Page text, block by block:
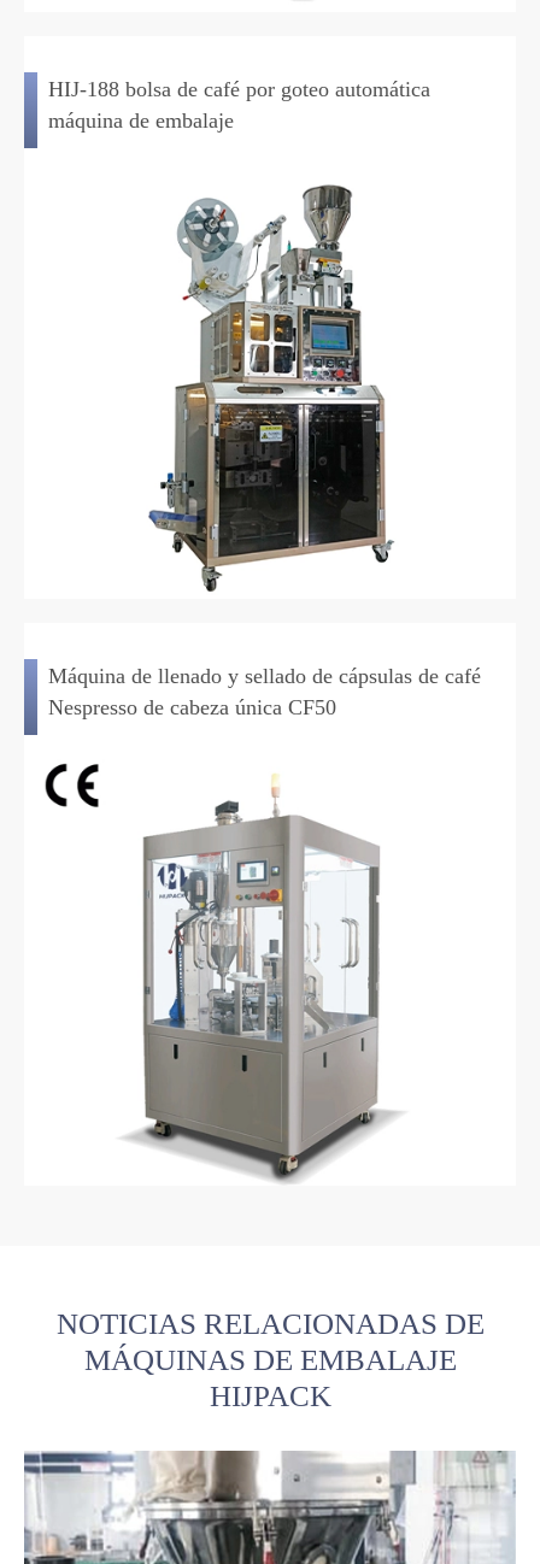
HIJ-188 bolsa de café por goteo automática
máquina de embalaje
Máquina de llenado y sellado de cápsulas de café
Nespresso de cabeza única CF50
NOTICIAS RELACIONADAS DE
MÁQUINAS DE EMBALAJE
HIJPACK